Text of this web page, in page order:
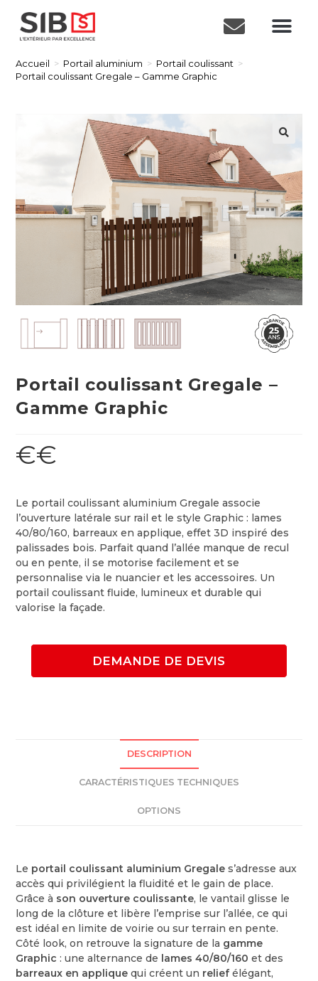
Accueil > Portail aluminium > Portail coulissant >
Portail coulissant Gregale – Gamme Graphic
Portail coulissant Gregale –
Gamme Graphic
€€
Le portail coulissant aluminium Gregale associe
l’ouverture latérale sur rail et le style Graphic : lames
40/80/160, barreaux en applique, effet 3D inspiré des
palissades bois. Parfait quand l’allée manque de recul
ou en pente, il se motorise facilement et se
personnalise via le nuancier et les accessoires. Un
portail coulissant fluide, lumineux et durable qui
valorise la façade.
DEMANDE DE DEVIS
DESCRIPTION
CARACTÉRISTIQUES TECHNIQUES
OPTIONS
Le portail coulissant aluminium Gregale s’adresse aux
accès qui privilégient la fluidité et le gain de place.
Grâce à son ouverture coulissante, le vantail glisse le
long de la clôture et libère l’emprise sur l’allée, ce qui
est idéal en limite de voirie ou sur terrain en pente.
Côté look, on retrouve la signature de la gamme
Graphic : une alternance de lames 40/80/160 et des
barreaux en applique qui créent un reliefélégant,